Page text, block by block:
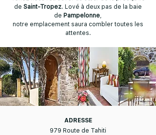
de Saint-Tropez. Lové à deux pas de la baie
de Pampelonne,
notre emplacement saura combler toutes les
attentes.
ADRESSE
979 Route de Tahiti